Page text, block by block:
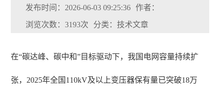
发布时间：2026-06-03 09:25:36 作者：
浏览次数：3193次 分类：技术文章
在“碳达峰、碳中和”目标驱动下，我国电网容量持续扩
张，2025年全国110kV及以上变压器保有量已突破18万